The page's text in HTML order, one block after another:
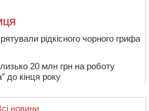
рідкісного чорного грифа
20 млн грн на роботу
до кінця року
іноземцем
новини